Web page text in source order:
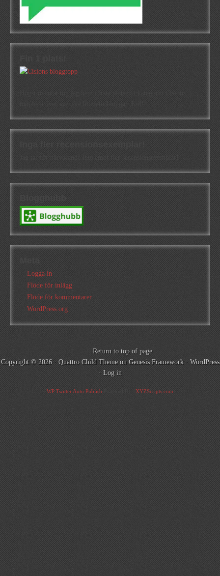
Fin 1 plats!
topplista över svenska litteraturbloggar. Kul!
Inga fler recensionsexemplar!
Logga in
Flöde för inlägg
Flöde för kommentarer
WordPress.org
Return to top of page
Copyright © 2026 · Quattro Child Themeon Genesis Framework· WordPress
· Log in
WP Twitter Auto Publish XYZScripts.com